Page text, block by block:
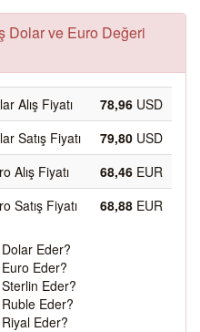
Dolar ve Euro Değeri
Alış Fiyatı 78,96 USD
Satış Fiyatı
79,80 USD
Alış Fiyatı
68,46 EUR
Satış Fiyatı
68,88 EUR
Eder?
Eder?
Eder?
Eder?
Eder?